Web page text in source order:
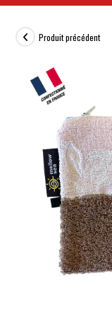
Produit précédent